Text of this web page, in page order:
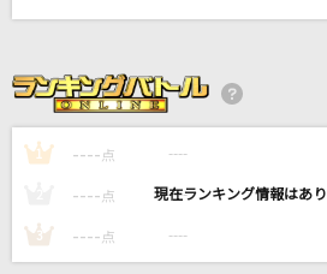
DIALOGUE＋
月
ELLEGARDEN
[生音]ツキミソウ
Novelbright
もってけ!セーラーふく
1 ---- 点 ----
---- 点 ----
3 ---- 点 ----